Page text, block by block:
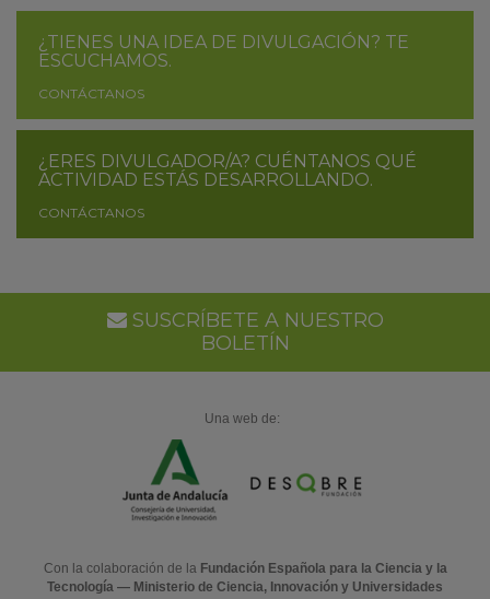
¿TIENES UNA IDEA DE DIVULGACIÓN? TE
ESCUCHAMOS.
CONTÁCTANOS
¿ERES DIVULGADOR/A? CUÉNTANOS QUÉ
ACTIVIDAD ESTÁS DESARROLLANDO.
CONTÁCTANOS
SUSCRÍBETE A NUESTRO
BOLETÍN
Una web de:
Con la colaboración de la Fundación Española para la Ciencia y la
Tecnología — Ministerio de Ciencia, Innovación y Universidades